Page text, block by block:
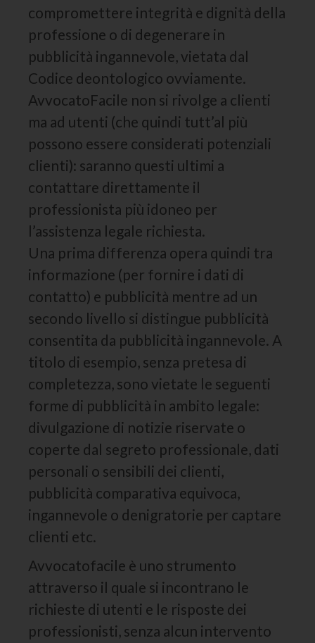
compromettere integrità e dignità della
professione o di degenerare in
pubblicità ingannevole, vietata dal
Codice deontologico ovviamente.
AvvocatoFacile non si rivolge a clienti
ma ad utenti (che quindi tutt’al più
possono essere considerati potenziali
clienti): saranno questi ultimi a
contattare direttamente il
professionista più idoneo per
l’assistenza legale richiesta.
Una prima differenza opera quindi tra
informazione (per fornire i dati di
contatto) e pubblicità mentre ad un
secondo livello si distingue pubblicità
consentita da pubblicità ingannevole. A
titolo di esempio, senza pretesa di
completezza, sono vietate le seguenti
forme di pubblicità in ambito legale:
divulgazione di notizie riservate o
coperte dal segreto professionale, dati
personali o sensibili dei clienti,
pubblicità comparativa equivoca,
ingannevole o denigratorie per captare
clienti etc.
Avvocatofacile è uno strumento
attraverso il quale si incontrano le
richieste di utenti e le risposte dei
professionisti, senza alcun intervento